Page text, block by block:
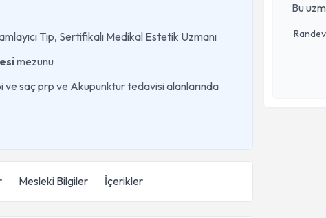
Tıp, Sertifikalı Medikal Estetik Uzmanı
mezunu
saç prp ve Akupunktur tedavisi alanlarında
Mesleki Bilgiler İçerikler
Bu